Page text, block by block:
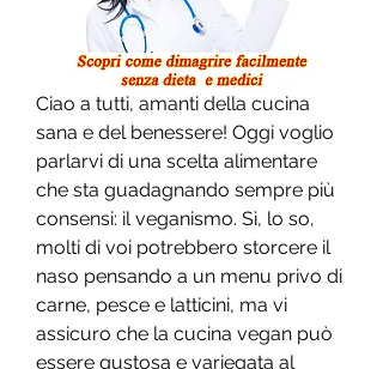
Ciao a tutti, amanti della cucina
sana e del benessere! Oggi voglio
parlarvi di una scelta alimentare
che sta guadagnando sempre più
consensi: il veganismo. Sì, lo so,
molti di voi potrebbero storcere il
naso pensando a un menu privo di
carne, pesce e latticini, ma vi
assicuro che la cucina vegan può
essere gustosa e variegata al